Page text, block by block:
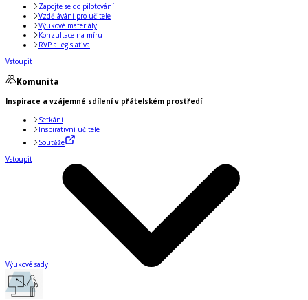
Zapojte se do pilotování
Vzdělávání pro učitele
Výukové materiály
Konzultace na míru
RVP a legislativa
Vstoupit
Komunita
Inspirace a vzájemné sdílení v přátelském prostředí
Setkání
Inspirativní učitelé
Soutěže
Vstoupit
Výukové sady